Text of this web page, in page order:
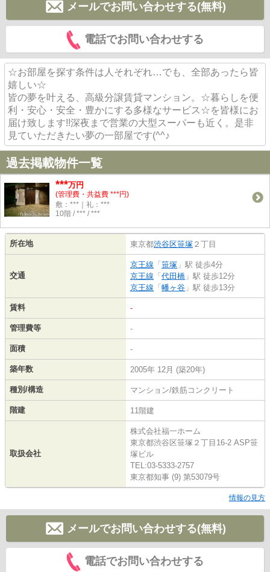
メールでお問い合わせする(無料)
電話でお問い合わせする
☆お部屋を探す条件は人それぞれ…でも、全部あったら皆
嬉しい☆
皆の夢を叶える、高級分譲賃貸マンション。☆暮らしを便
利・安心・安全・豊かにする多様なサービス☆を皆様にお
届け致します!!深夜まで営業の大型スーパーも近く。是非
見ていただきたい夢の一部屋です(^^♪
過去掲載物件一覧
***万円
(管理費・共益費 ***円)
敷：***｜礼：***
10階 / *** / ***
所在地 東京都渋谷区笹塚 ２丁目
交通
京王線 「 笹塚 」駅 徒歩4分
京王線 「 代田橋 」駅 徒歩12分
京王線 「 幡ヶ谷 」駅 徒歩13分
賃料 -
管理費等 -
面積 -
築年数 2005年 12月 (築20年)
種別/構造 マンション/鉄筋コンクリート
階建 11階建
取扱会社
株式会社福一ホーム
東京都渋谷区笹塚２丁目16-2 ASP笹
塚ビル
TEL:03-5333-2757
東京都知事 (9) 第53079号
情報の見方
メールでお問い合わせする(無料)
電話でお問い合わせする